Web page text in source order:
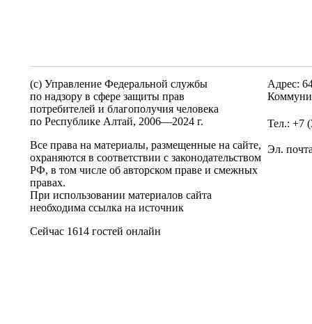
(c) Управление Федеральной службы
по надзору в сфере защиты прав
потребителей и благополучия человека
по Республике Алтай, 2006—2024 г.
Все права на материалы, размещенные на сайте,
охраняются в соответствии с законодательством
РФ, в том числе об авторском праве и смежных
правах.
При использовании материалов сайта
необходима ссылка на источник
Сейчас 1614 гостей онлайн
Адрес:
Тел.: +7
Эл.